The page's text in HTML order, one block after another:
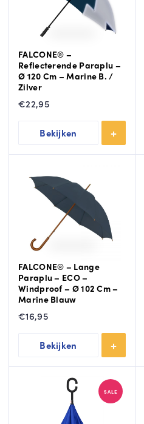
FALCONE® –
Reflecterende Paraplu –
Ø 120 Cm – Marine B. /
Zilver
€22,95
Bekijken
FALCONE® – Lange
Paraplu – ECO –
Windproof – Ø 102 Cm –
Marine Blauw
€16,95
Bekijken
SALE